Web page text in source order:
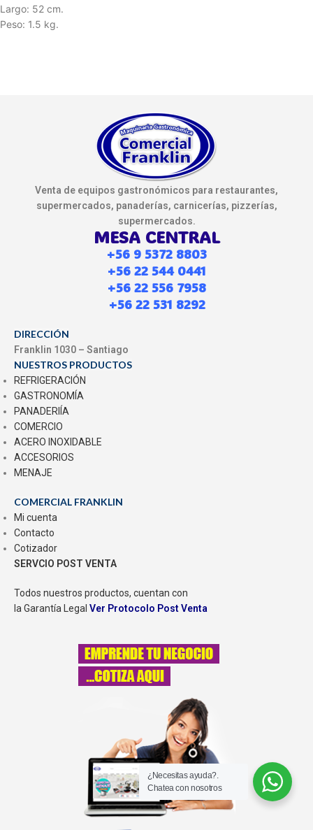
Largo: 52 cm.
Peso: 1.5 kg.
Venta de equipos gastronómicos para restaurantes,
supermercados, panaderías, carnicerías, pizzerías,
supermercados.
MESA CENTRAL
+56 9 5372 8803
+56 22 544 0441
+56 22 556 7958
+56 22 531 8292
DIRECCIÓN
Franklin 1030 – Santiago
NUESTROS PRODUCTOS
REFRIGERACIÓN
GASTRONOMÍA
PANADERIÍA
COMERCIO
ACERO INOXIDABLE
ACCESORIOS
MENAJE
COMERCIAL FRANKLIN
Mi cuenta
Contacto
Cotizador
SERVCIO POST VENTA
Todos nuestros productos, cuentan con
la Garantía Legal Ver Protocolo Post Venta
¿Necesitas ayuda?.
Chatea con nosotros